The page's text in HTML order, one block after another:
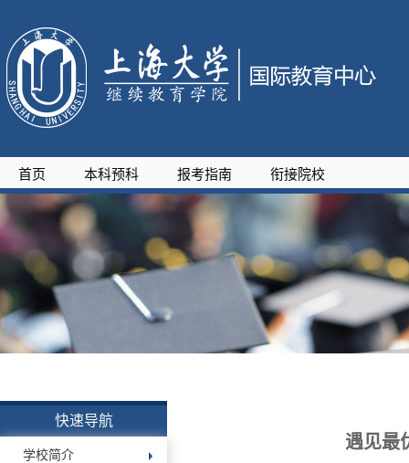
首页 本科预科 报考指南 衔接院校
快速导航
学校简介
遇见最